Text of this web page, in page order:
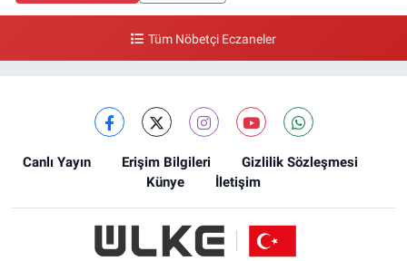
Tüm Nöbetçi Eczaneler
Canlı Yayın Erişim Bilgileri
Gizlilik Sözleşmesi
Künye
İletişim